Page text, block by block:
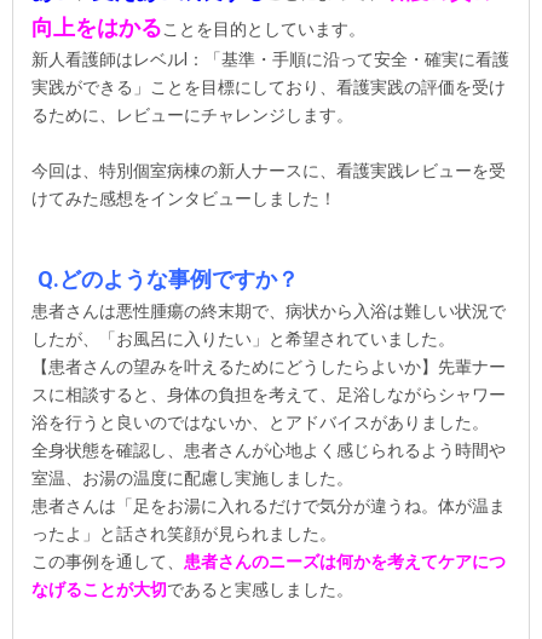
向上をはかることを目的としています。
新人看護師はレベルⅠ：「基準・手順に沿って安全・確実に看護
実践ができる」ことを目標にしており、看護実践の評価を受け
るために、レビューにチャレンジします。
今回は、特別個室病棟の新人ナースに、看護実践レビューを受
けてみた感想をインタビューしました！
Q.どのような事例ですか？
患者さんは悪性腫瘍の終末期で、病状から入浴は難しい状況で
したが、「お風呂に入りたい」と希望されていました。
【患者さんの望みを叶えるためにどうしたらよいか】先輩ナー
スに相談すると、身体の負担を考えて、足浴しながらシャワー
浴を行うと良いのではないか、とアドバイスがありました。
全身状態を確認し、患者さんが心地よく感じられるよう時間や
室温、お湯の温度に配慮し実施しました。
患者さんは「足をお湯に入れるだけで気分が違うね。体が温ま
ったよ」と話され笑顔が見られました。
この事例を通して、 患者さんのニーズは何かを考えてケアにつ
なげることが大切であると実感しました。